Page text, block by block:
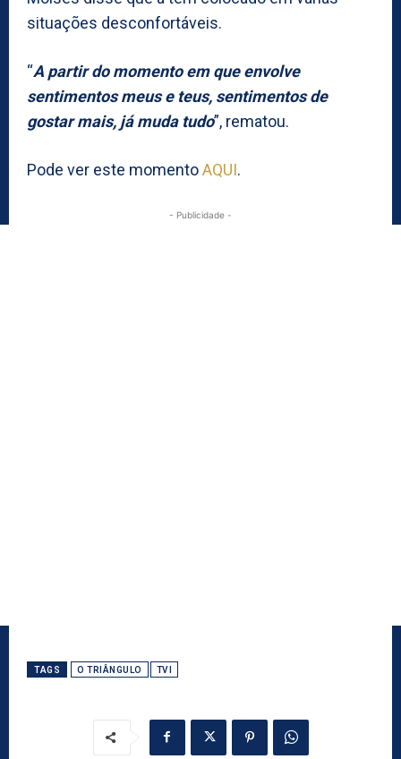
situações desconfortáveis.
“A partir do momento em que envolve
sentimentos meus e teus, sentimentos de
gostar mais, já muda tudo”, rematou.
Pode ver este momentoAQUI.
- Publicidade -
TAGS O TRIÂNGULO TVI